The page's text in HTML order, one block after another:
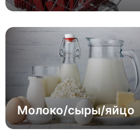
Молоко/сыры/яйцо